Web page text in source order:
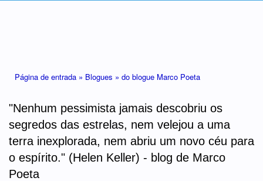
Página de entrada » Blogues » do blogue Marco Poeta
"Nenhum pessimista jamais descobriu os
segredos das estrelas, nem velejou a uma
terra inexplorada, nem abriu um novo céu para
o espírito." (Helen Keller) - blog de Marco
Poeta